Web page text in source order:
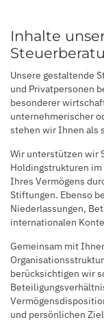
Inhalte
Unsere gestaltende
und Privatpersonen
besonderer
unternehmerischer
stehen wir Ihnen als
Wir unterstützen wir
Holdingstrukturen
Ihres Vermögens
Stiftungen. Ebenso
Niederlassungen,
internationalen
Gemeinsam mit
berücksichtigen wir
und persönlichen